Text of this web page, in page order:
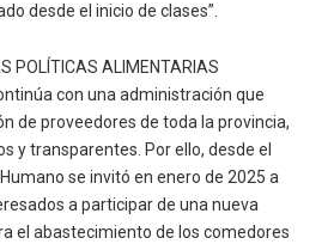
desde el inicio de clases”.
POLÍTICAS ALIMENTARIAS
con una administración que
de proveedores de toda la provincia,
y transparentes. Por ello, desde el
se invitó en enero de 2025 a
a participar de una nueva
el abastecimiento de los comedores